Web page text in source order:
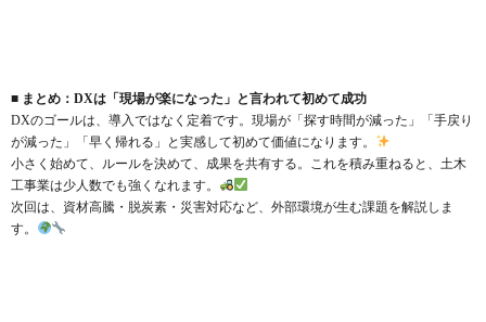
■ まとめ：DXは「現場が楽になった」と言われて初めて成功
DXのゴールは、導入ではなく定着です。現場が「探す時間が減った」「手戻り
が減った」「早く帰れる」と実感して初めて価値になります。
小さく始めて、ルールを決めて、成果を共有する。これを積み重ねると、土木
工事業は少人数でも強くなれます。
次回は、資材高騰・脱炭素・災害対応など、外部環境が生む課題を解説しま
す。